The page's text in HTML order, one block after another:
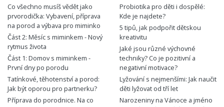
Co všechno musíš vědět jako
prvorodička: Vybavení, příprava
na porod a výbava pro miminko
Část 2: Měsíc s miminkem - Nový
rytmus života
Část 1: Domov s miminkem -
První dny po porodu
Tatínkové, těhotenství a porod:
Jak být oporou pro partnerku?
Příprava do porodnice. Na co
Probiotika pro děti i dospělé:
Kde je najdete?
5 tipů, jak podpořit dětskou
kreativitu
Jaké jsou různé výchovné
techniky? Co je pozitivní a
negativní motivace?
Lyžování s nejmenšími: Jak naučit
děti lyžovat od tří let
Narozeniny na Vánoce a jméno